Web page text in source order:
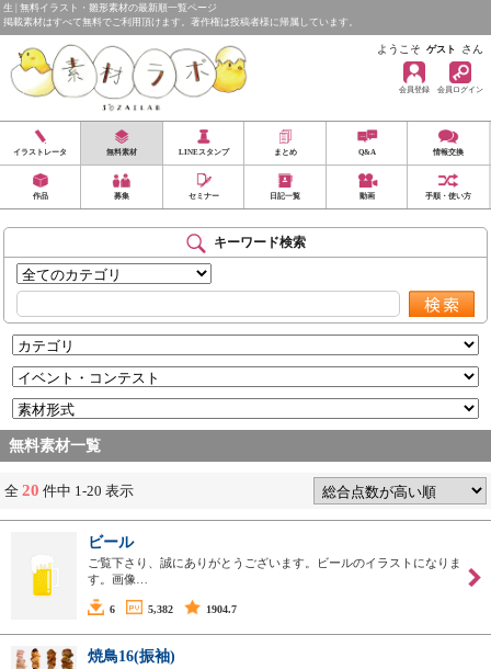
生 | 無料イラスト・雛形素材の最新順一覧ページ
掲載素材はすべて無料でご利用頂けます。著作権は投稿者様に帰属しています。
ようこそ ゲスト さん
会員登録 会員ログイン
イラストレータ 無料素材 LINEスタンプ まとめ Q&A 情報交換
作品 募集 セミナー 日記一覧 動画 手順・使い方
キーワード検索
無料素材一覧
全 20 件中 1-20 表示
ビール
ご覧下さり、誠にありがとうございます。ビールのイラストになりま
す。画像…
6 5,382 1904.7
焼鳥16(振袖)